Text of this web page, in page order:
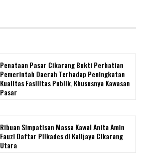
Penataan Pasar Cikarang Bukti Perhatian
Pemerintah Daerah Terhadap Peningkatan
Kualitas Fasilitas Publik, Khususnya Kawasan
Pasar
Ribuan Simpatisan Massa Kawal Anita Amin
Fauzi Daftar Pilkades di Kalijaya Cikarang
Utara